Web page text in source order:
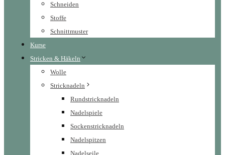
Schneiden
Stoffe
Schnittmuster
Kurse
Stricken & Häkeln
Wolle
Stricknadeln
Rundstricknadeln
Nadelspiele
Sockenstricknadeln
Nadelspitzen
Nadelseile